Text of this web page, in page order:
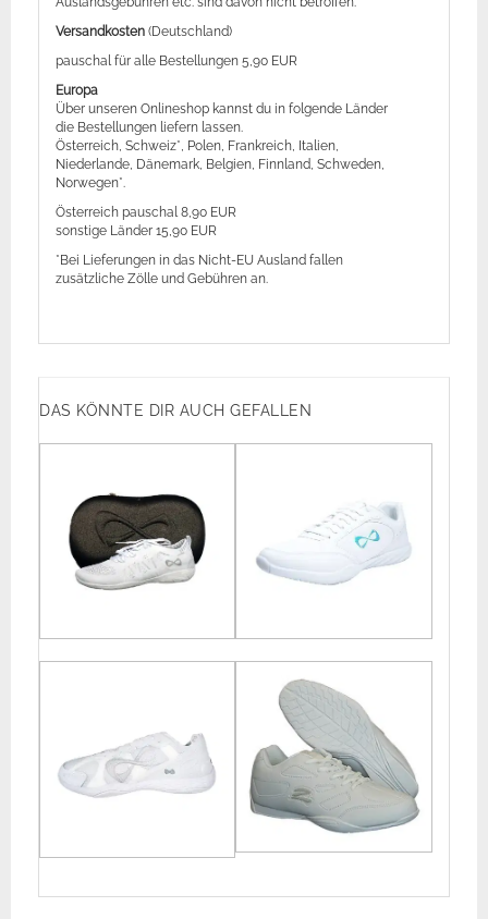
Versandkosten (Deutschland)
pauschal für alle Bestellungen 5,90 EUR
Europa
Über unseren Onlineshop kannst du in folgende Länder
die Bestellungen liefern lassen.
Österreich, Schweiz*, Polen, Frankreich, Italien,
Niederlande, Dänemark, Belgien, Finnland, Schweden,
Norwegen*.
Österreich pauschal 8,90 EUR
sonstige Länder 15,90 EUR
*Bei Lieferungen in das Nicht-EU Ausland fallen
zusätzliche Zölle und Gebühren an.
DAS KÖNNTE DIR AUCH GEFALLEN